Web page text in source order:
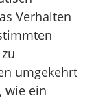
Verhalten
umgekehrt
wie ein